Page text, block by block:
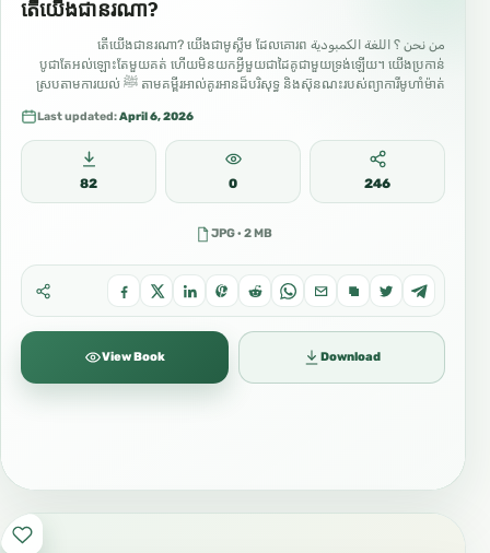
តើយើងជានរណា?
من نحن ؟ اللغة الكمبودية តើយើងជានរណា? យើងជាមូស្លីម ដែលគោរព
បូជាតែអល់ឡោះតែមួយគត់ ហើយមិនយកអ្វីមួយជាដៃគូជាមួយទ្រង់ឡើយ។ យើងប្រកាន់
តាមគម្ពីរ​អាល់គូរអាន​ដ៏បរិសុទ្ធ និងស៊ុនណះរបស់ព្យាការីមូហាំម៉ាត់ ﷺ ស្របតាមការយល់
សម្រាប់អល់ឡោះក្នុងការគោរពបូជា។ អំពាវនាវឱ្យគោរពបូជាតែអល់ឡោះតែមួយ និង
អំពាវនាវទៅកាន់មេត្តាករុណា យុត្តិធម៌ និងសីលធម៌ដ៏ល្អ។ យើងជឿថា៖ •…
Last updated:April 6, 2026
82 0 246
JPG · 2 MB
View Book Download